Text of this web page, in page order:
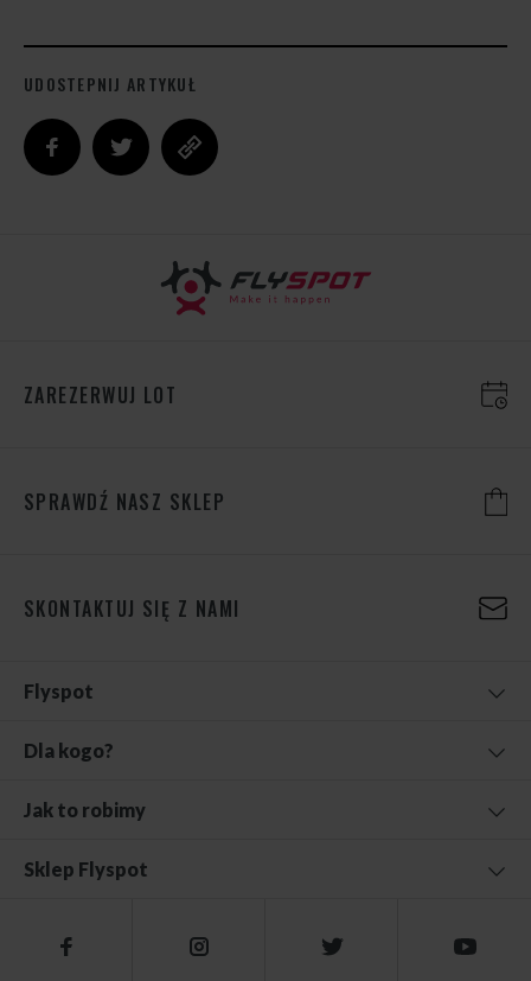
UDOSTEPNIJ ARTYKUŁ
ZAREZERWUJ LOT
SPRAWDŹ NASZ SKLEP
SKONTAKTUJ SIĘ Z NAMI
Flyspot
Dla kogo?
Jak to robimy
Sklep Flyspot